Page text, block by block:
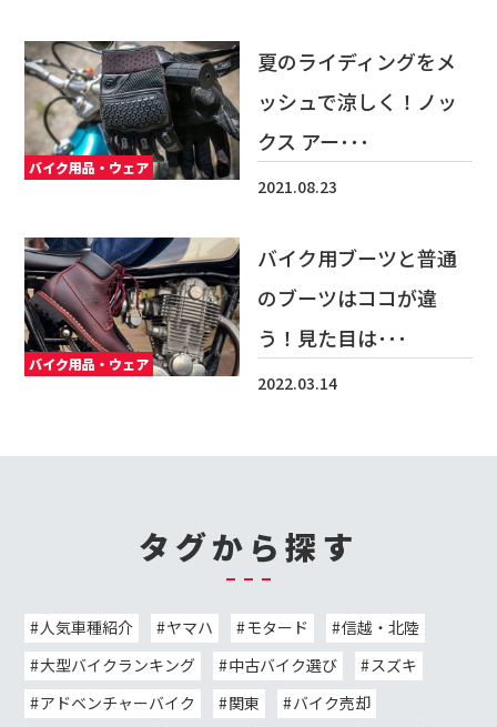
バイク用品・ウェア
夏のライディングをメ
ッシュで涼しく！ノッ
クス アー･･･
2021.08.23
バイク用品・ウェア
バイク用ブーツと普通
のブーツはココが違
う！見た目は･･･
2022.03.14
タグから探す
人気車種紹介 ヤマハ モタード
信越・北陸
大型バイクランキング
中古バイク選び
スズキ
アドベンチャーバイク
関東
バイク売却